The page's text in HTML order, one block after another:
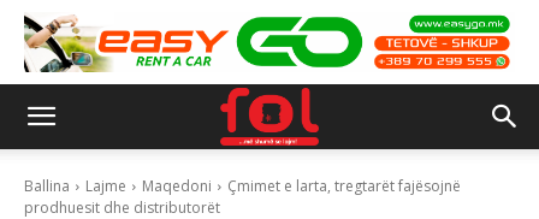
Ballina Lajme Maqedoni
Çmimet e larta, tregtarët fajësojnë
prodhuesit dhe distributorët